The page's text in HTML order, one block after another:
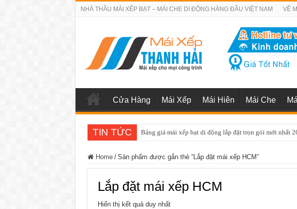
NHÀ THẦU MÁI XẾP BẠT – MÁI CHE DI ĐỘNG HÀNG ĐẦU VIỆT NAM VỀ
Cửa Hàng Mái Xếp Mái Hiên Mái Che
TIN TỨC Bảng giá mái xếp bạt di động lắp đặt trọn gói mới nhất
Home / Sản phẩm được gắn thẻ “Lắp đặt mái xếp HCM”
Lắp đặt mái xếp HCM
Hiển thị kết quả duy nhất